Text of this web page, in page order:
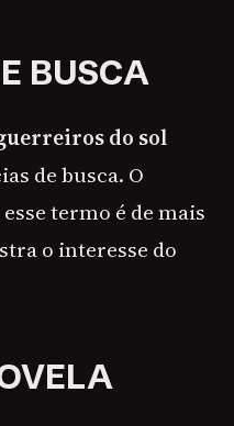
BUSCA
do sol
de busca. O
termo é de mais
o interesse do